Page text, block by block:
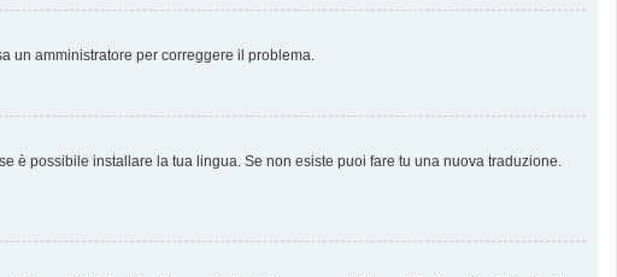
un amministratore per correggere il problema.
è possibile installare la tua lingua. Se non esiste puoi fare tu una nuova traduzione.